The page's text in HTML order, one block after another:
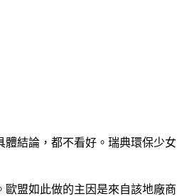
結論，都不看好。瑞典環保少女
盟如此做的主因是來自該地廠商